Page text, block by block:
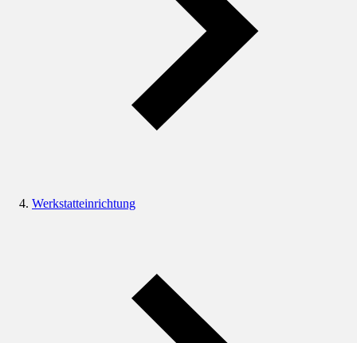
Werkstatteinrichtung